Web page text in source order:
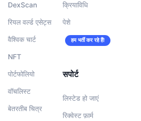
DexScan
रियल वर्ल्ड एसेट्स
वैश्विक चार्ट
NFT
पोर्टफोलियो
वॉचलिस्‍ट
बेतरतीब चित्र
क्रियाविधि
पेशे
हम भर्ती कर रहे हैं!
सपोर्ट
लिस्टेड हो जाएं
रिक्वेस्ट फ़ार्म